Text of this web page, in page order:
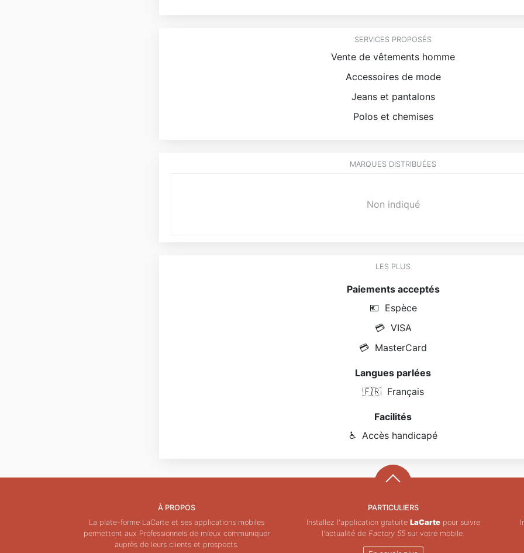
SERVICES PROPOSÉS
Vente de vêtements homme
Accessoires de mode
Jeans et pantalons
Polos et chemises
MARQUES DISTRIBUÉES
Non indiqué
LES PLUS
Paiements acceptés
💶 Espèce
💳 VISA
💳 MasterCard
Langues parlées
🇫🇷 Français
Facilités
♿ Accès handicapé
À PROPOS
La plate-forme LaCarte et ses applications mobiles
permettent aux Professionnels de mieux communiquer
auprès de leurs clients et prospects.
PARTICULIERS
Installez l'application gratuite LaCartepour suivre
l'actualité de Factory 55 sur votre mobile.